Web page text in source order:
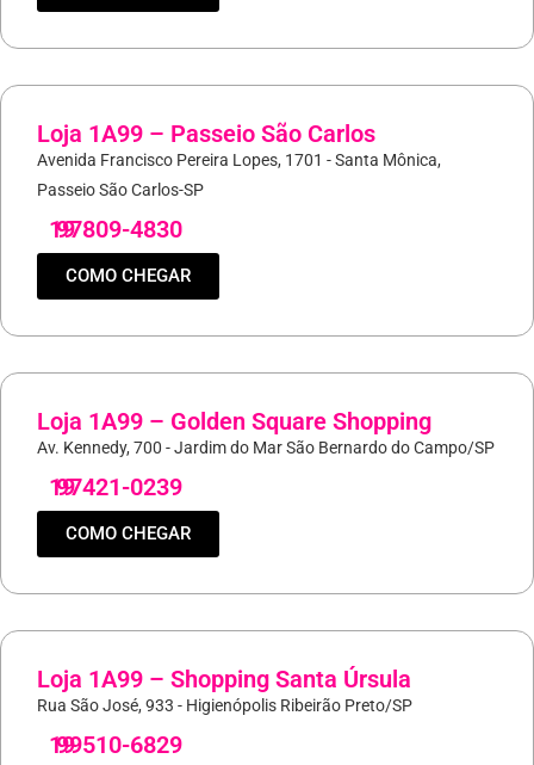
Loja 1A99 – Passeio São Carlos
Avenida Francisco Pereira Lopes, 1701 - Santa Mônica,
Passeio São Carlos-SP
19
97809-4830
COMO CHEGAR
Loja 1A99 – Golden Square Shopping
Av. Kennedy, 700 - Jardim do Mar São Bernardo do Campo/SP
19
97421-0239
COMO CHEGAR
Loja 1A99 – Shopping Santa Úrsula
Rua São José, 933 - Higienópolis Ribeirão Preto/SP
19
99510-6829